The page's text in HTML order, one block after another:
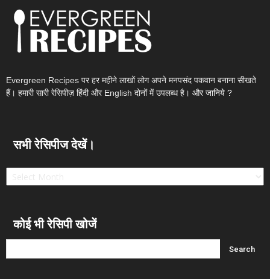
Evergreen Recipes पर हर महीने लाखों लोग अपने मनपसंद पकवान बनाना सीखते
हैं। हमारी सारी रेसिपीज़ हिंदी और English दोनों में उपलब्ध है। और जानिये ?
सभी रेसिपीज देखें।
सभी
कोई भी रेसिपी खोजें